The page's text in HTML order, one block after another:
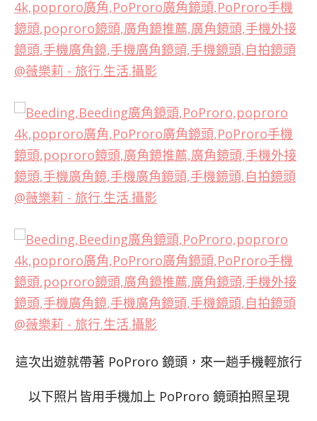
這次出遊就帶著 PoProro 鏡頭，來一趟手機輕旅行
以下照片皆用手機加上 PoProro 鏡頭拍照呈現